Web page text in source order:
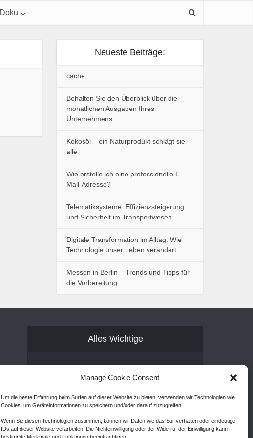
Manage Cookie Consent
Um die beste Erfahrung beim Surfen auf dieser Website zu bieten, verwenden wir Technologien wie
Cookies, um Geräteinformationen zu speichern und/oder darauf zuzugreifen.
Wenn Sie diesen Technologien zustimmen, können wir Daten wie das Surfverhalten oder eindeutige
IDs auf dieser Website verarbeiten. Die Nichteinwilligung oder der Widerruf der Einwilligung kann
bestimmte Merkmale und Funktionen beeinträchtigen.
Doku
Neueste Beiträge:
cache
Behalten Sie den Überblick über die
monatlichen Ausgaben Ihres
Unternehmens
Kokosöl – ein Naturprodukt schlägt sie
alle
Wie erstelle ich eine professionelle E-
Mail-Adresse?
Telematiksysteme: Effizienzsteigerung
und Sicherheit im Transportwesen
Digitale Transformation im Alltag: Wie
Technologie unser Leben verändert
Messen in Berlin – Trends und Tipps für
die Vorbereitung
Alles Wichtige
AGB
Disclaimer